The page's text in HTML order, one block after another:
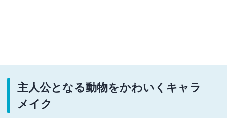
主人公となる動物をかわいくキャラ
メイク